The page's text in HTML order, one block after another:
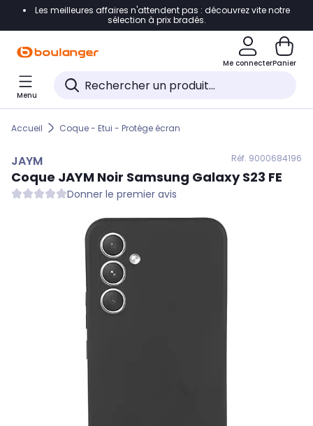
Accéder directement à la navigation
Accéder directement au pied de page
Accéder directement au chatbot
Les meilleures affaires n'attendent pas : découvrez vite notre
sélection à prix bradés.
Me connecterPanier
Menu
Accueil Coque - Etui - Protège écran
JAYM Réf. 9000684196
Coque JAYM Noir Samsung Galaxy S23 FE
Donner le premier avis